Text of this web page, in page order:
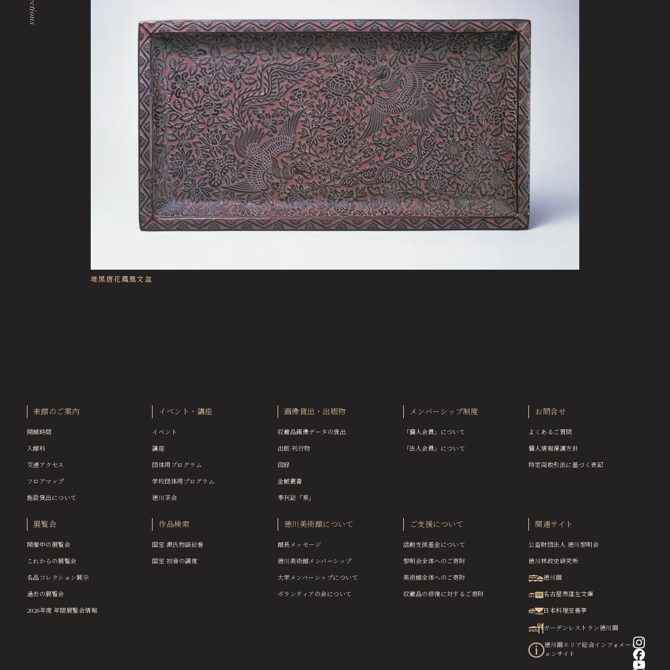
Events & Programs
News
最新情報
@tokugawa_artmuseum
@tokubi_museumshop
オンラインチケット オンラインショップ
Tokugawaen Garden
名古屋市蓬左文庫（公開文庫）
Hozentei Restaurant
Tokugawaen Area General Information Site
徳川園エリア総合インフォメーションサイト
Garden Restaurant Tokugawaen
ガーデンレストラン徳川園（フランス料理）
Sozanso Café
蘇山荘（和カフェ）
THE MUSEUM CAFE
ザ ミュージアムカフェ
堆黒唐花鳳凰文盆
来館のご案内
開館時間
入館料
交通アクセス
フロアマップ
施設貸出について
イベント・講座
イベント
講座
団体用プログラム
学校団体用プログラム
徳川茶会
画像貸出・出版物
収蔵品画像データの貸出
出版·刊行物
図録
金鯱叢書
季刊誌「葵」
メンバーシップ制度
「個人会員」について
「法人会員」について
お問合せ
よくあるご質問
個人情報保護方針
特定商取引法に基づく表記
展覧会
開催中の展覧会
これからの展覧会
名品コレクション展示
過去の展覧会
2026年度 年間展覧会情報
作品検索
国宝 源氏物語絵巻
国宝 初音の調度
徳川美術館について
館長メッセージ
徳川美術館メンバーシップ
大学メンバーシップについて
ボランティアの会について
ご支援について
活動支援基金について
黎明会全体へのご寄附
美術館全体へのご寄附
収蔵品の修復に対するご寄附
関連サイト
公益財団法人 徳川黎明会
徳川林政史研究所
徳川園
名古屋市蓬左文庫
日本料理宝善亭
ガーデンレストラン徳川園
徳川園エリア総合インフォメーシ
ョンサイト